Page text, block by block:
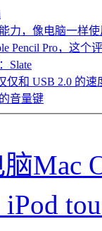
力，像电脑一样使
Pencil Pro，这
Slate
仅和 USB 2.0 的速
音量键
Mac